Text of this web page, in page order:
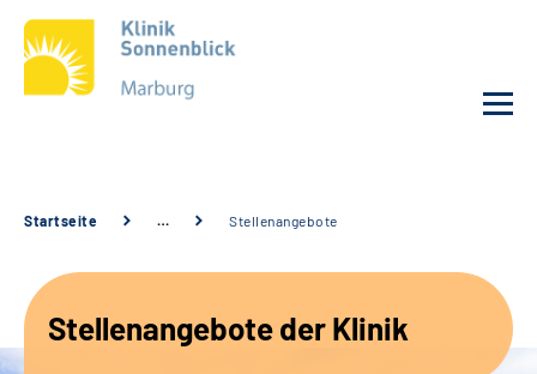
Service
Startseite … Stellenangebote
Stellenangebote der Klinik